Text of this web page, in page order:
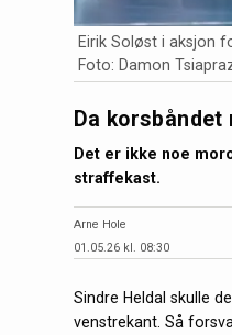
Eirik Soløst i aksjon
Foto: Damon
Da
Det er ikke noe
straffekast.
Arne Hole
01.05.26 kl. 08:30
Sindre Heldal skulle
venstrekant. Så